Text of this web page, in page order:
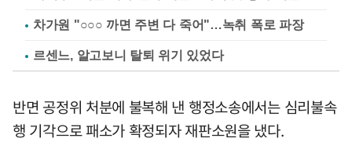
차가원 "○○○ 까면 주변 다 죽어"…녹취 폭로 파장
르센느, 알고보니 탈퇴 위기 있었다
반면 공정위 처분에 불복해 낸 행정소송에서는 심리불속
행 기각으로 패소가 확정되자 재판소원을 냈다.